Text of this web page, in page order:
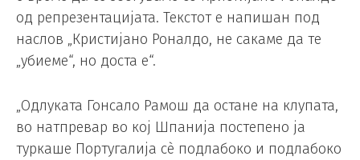
од репрезентацијата. Текстот е напишан под
наслов „Кристијано Роналдо, не сакаме да те
„убиеме“, но доста е“.
„Одлуката Гонсало Рамош да остане на клупата,
во натпревар во кој Шпанија постепено ја
туркаше Португалија сè подлабоко и подлабоко